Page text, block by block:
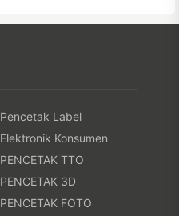
Pencetak Label
Elektronik Konsumen
PENCETAK TTO
PENCETAK 3D
PENCETAK FOTO